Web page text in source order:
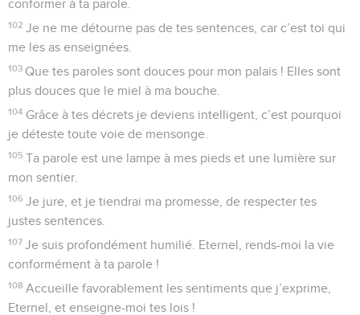
conformer à ta parole.
102 Je ne me détourne pas de tes sentences, car c’est toi qui
me les as enseignées.
103 Que tes paroles sont douces pour mon palais ! Elles sont
plus douces que le miel à ma bouche.
104 Grâce à tes décrets je deviens intelligent, c’est pourquoi
je déteste toute voie de mensonge.
105 Ta parole est une lampe à mes pieds et une lumière sur
mon sentier.
106 Je jure, et je tiendrai ma promesse, de respecter tes
justes sentences.
107 Je suis profondément humilié. Eternel, rends-moi la vie
conformément à ta parole !
108 Accueille favorablement les sentiments que j’exprime,
Eternel, et enseigne-moi tes lois !